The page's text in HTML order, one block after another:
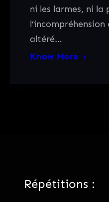
ni les larmes, ni la
altéré…
Know More
Répétitions :